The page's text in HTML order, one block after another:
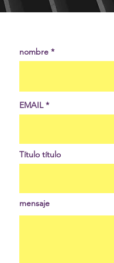
nombre
EMAIL
Título título
mensaje